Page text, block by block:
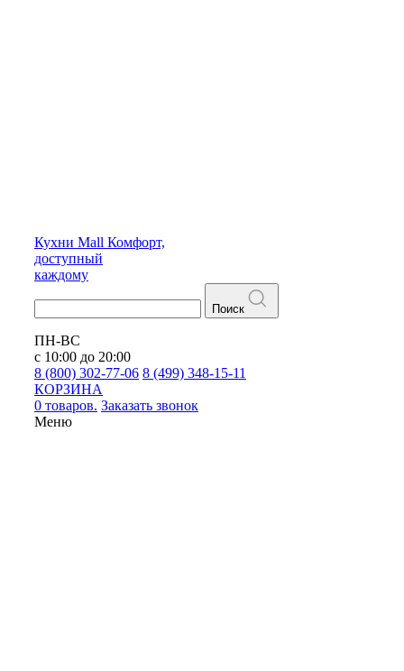
Кухни Mall Комфорт,
доступный
каждому
Поиск
ПН-ВС
с 10:00 до 20:00
8 (800) 302-77-06 8 (499) 348-15-11
КОРЗИНА
0 товаров. Заказать звонок
Меню